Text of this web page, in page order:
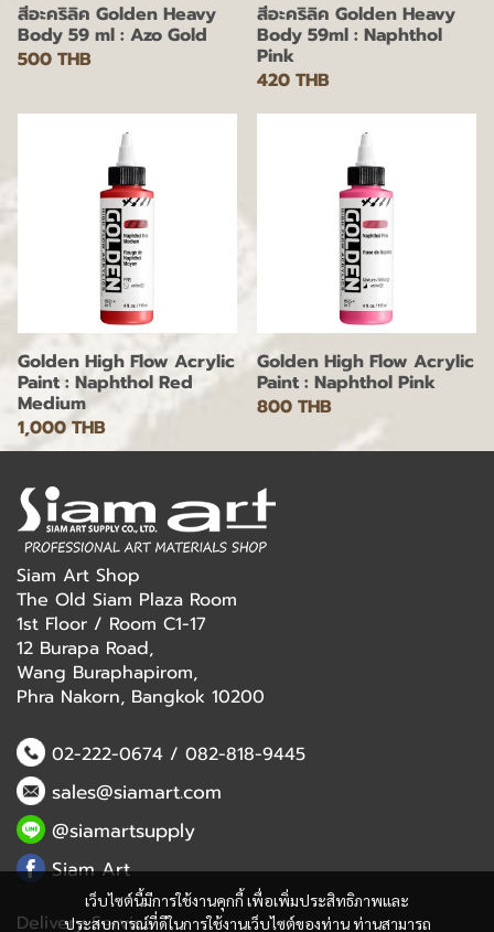
สีอะคริลิค Golden Heavy
Body 59 ml : Azo Gold
500 THB
สีอะคริลิค Golden Heavy
Body 59ml : Naphthol
Pink
420 THB
Golden High Flow Acrylic
Paint : Naphthol Red
Medium
1,000 THB
Golden High Flow Acrylic
Paint : Naphthol Pink
800 THB
เว็บไซต์นี้มีการใช้งานคุกกี้ เพื่อเพิ่มประสิทธิภาพและ
ประสบการณ์ที่ดีในการใช้งานเว็บไซต์ของท่าน ท่านสามารถ
Siam Art Shop
The Old Siam Plaza Room
1st Floor / Room C1-17
12 Burapa Road,
Wang Buraphapirom,
Phra Nakorn, Bangkok 10200
02-222-0674/ 082-818-9445
sales@siamart.com
@siamartsupply
Siam Art
Delivery Service